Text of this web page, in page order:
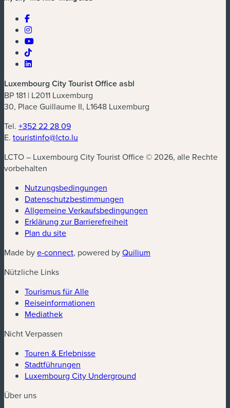
Luxembourg City Tourist Office asbl
BP 181 | L2011 Luxemburg
30, Place Guillaume II, L1648 Luxemburg
Tel. +352 22 28 09
E. touristinfo@lcto.lu
LCTO – Luxembourg City Tourist Office © 2026, alle Rechte
vorbehalten
Nutzungsbedingungen
Datenschutzbestimmungen
Allgemeine Verkaufsbedingungen
Erklärung zur Barrierefreiheit
Plan du site
Made bye-connect(neues Fenster)
, powered byQuilium
Nützliche Links
Tourismus für Alle
Reiseinformationen
Mediathek
Nicht Verpassen
Touren & Erlebnisse
Stadtführungen
Luxembourg City Underground
Über uns